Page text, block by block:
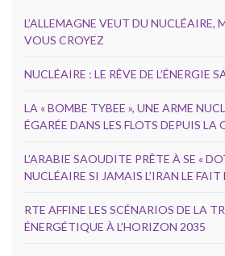
L’ALLEMAGNE VEUT DU NUCLÉAIRE,
VOUS CROYEZ
NUCLÉAIRE : LE RÊVE DE L’ÉNERGIE
LA « BOMBE TYBEE », UNE ARME
ÉGARÉE DANS LES FLOTS DEPUIS LA
L’ARABIE SAOUDITE PRÊTE À SE «
NUCLÉAIRE SI JAMAIS L’IRAN LE FAIT
RTE AFFINE LES SCÉNARIOS DE LA
ÉNERGÉTIQUE À L’HORIZON 2035